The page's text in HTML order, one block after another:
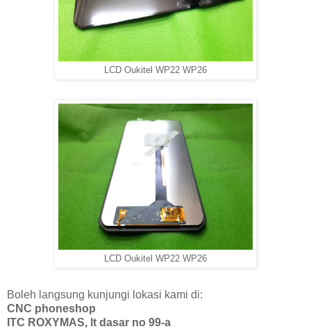
LCD Oukitel WP22 WP26
LCD Oukitel WP22 WP26
Boleh langsung kunjungi lokasi kami di:
CNC phoneshop
ITC ROXYMAS, lt dasar no 99-a